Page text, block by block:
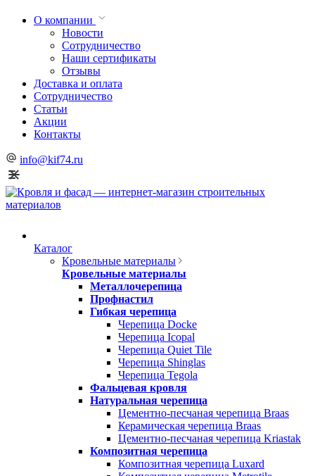
О компании
Новости
Сотрудничество
Наши сертификаты
Отзывы
Доставка и оплата
Сотрудничество
Статьи
Акции
Контакты
info@kif74.ru
Каталог
Кровельные материалы
Кровельные материалы
Металлочерепица
Профнастил
Гибкая черепица
Черепица Docke
Черепица Icopal
Черепица Quiet Tile
Черепица Shinglas
Черепица Tegola
Фальцевая кровля
Натуральная черепица
Цементно-песчаная черепица Braas
Керамическая черепица Braas
Цементно-песчаная черепица Kriastak
Композитная черепица
Композитная черепица Luxard